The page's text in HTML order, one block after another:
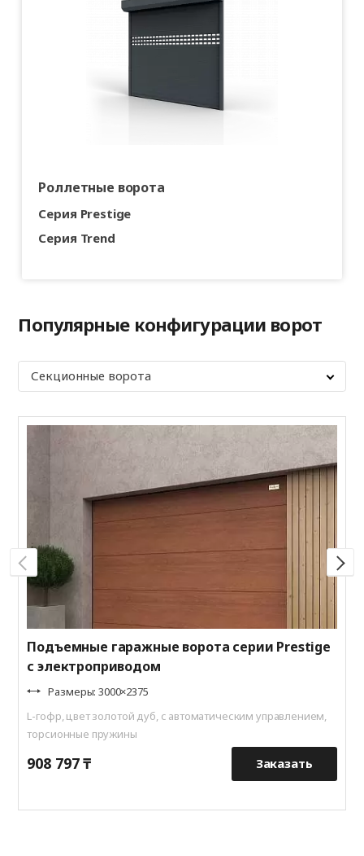
Роллетные ворота
Серия Prestige
Серия Trend
Популярные конфигурации ворот
Секционные ворота
Подъемные гаражные ворота серии Prestige
с электроприводом
Размеры: 3000×2375
L-гофр, цвет золотой дуб, с автоматическим управлением,
торсионные пружины
908 797 ₸ Заказать